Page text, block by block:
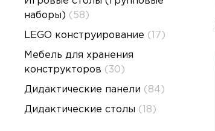
наборы) (58)
LEGO конструирование (17)
Мебель для хранения
конструкторов (30)
Дидактические панели (84)
Дидактические столы (18)